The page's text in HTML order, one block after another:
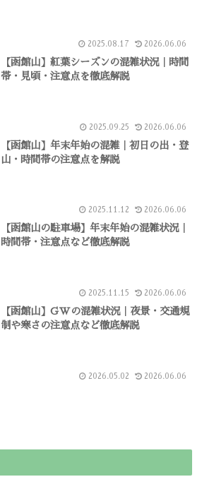
2025.08.17 2026.06.06
【函館山】紅葉シーズンの混雑状況｜時間
帯・見頃・注意点を徹底解説
2025.09.25 2026.06.06
【函館山】年末年始の混雑｜初日の出・登
山・時間帯の注意点を解説
2025.11.12 2026.06.06
【函館山の駐車場】年末年始の混雑状況｜
時間帯・注意点など徹底解説
2025.11.15 2026.06.06
【函館山】GWの混雑状況｜夜景・交通規
制や寒さの注意点など徹底解説
2026.05.02 2026.06.06